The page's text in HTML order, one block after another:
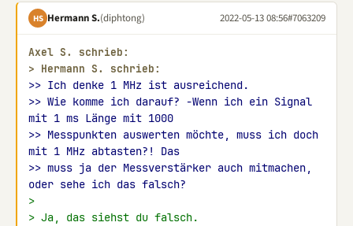
HS Hermann S.(diphtong) 2022-05-13 08:56#7063209
Axel S. schrieb:
> Hermann S. schrieb:
>> Ich denke 1 MHz ist ausreichend.
>> Wie komme ich darauf? -Wenn ich ein Signal
mit 1 ms Länge mit 1000
>> Messpunkten auswerten möchte, muss ich doch
mit 1 MHz abtasten?! Das
>> muss ja der Messverstärker auch mitmachen,
oder sehe ich das falsch?
>
> Ja, das siehst du falsch.